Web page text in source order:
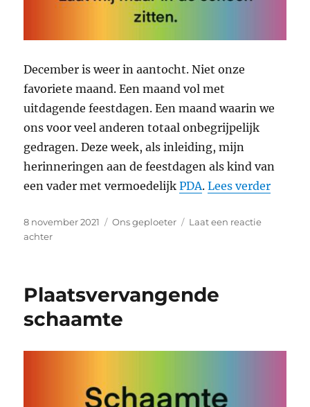
December is weer in aantocht. Niet onze
favoriete maand. Een maand vol met
uitdagende feestdagen. Een maand waarin we
ons voor veel anderen totaal onbegrijpelijk
gedragen. Deze week, als inleiding, mijn
herinneringen aan de feestdagen als kind van
een vader met vermoedelijkPDA.Lees verder
Geplaatst
op
8 november 2021 Categorieën
Ons geploeter
Laat een reactie
achterop
Plaatsvervangende
schaamte